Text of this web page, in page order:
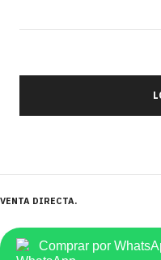
VENTA DIRECTA
Comprar por